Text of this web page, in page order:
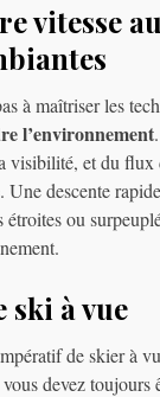
vitesse
à maîtriser les
l’environnement
visibilité, et du flux
Une descente
étroites ou
ski à vue
de skier à
devez toujours